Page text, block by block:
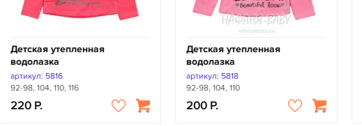
Детская утепленная
водолазка
артикул: 5816
92-98, 104, 110, 116
220
Детская утепленная
водолазка
артикул: 5818
92-98, 104, 110
200